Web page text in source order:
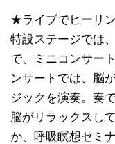
★ライブでヒーリ
特設ステージでは
で、ミニコンサー
ンサートでは、脳
ジックを演奏。奏
脳がリラックスし
か、呼吸瞑想セミ